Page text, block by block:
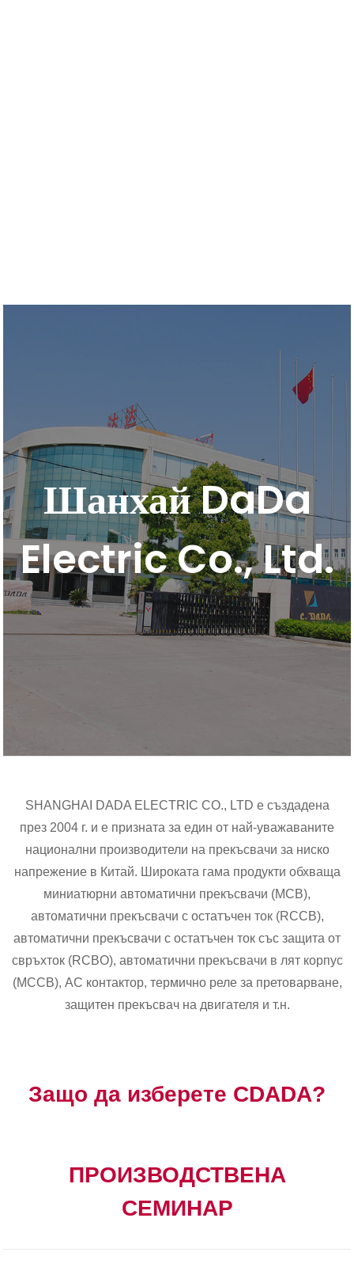
Шанхай DaDa
Electric Co., Ltd.
SHANGHAI DADA ELECTRIC CO., LTD е създадена
през 2004 г. и е призната за един от най-уважаваните
национални производители на прекъсвачи за ниско
напрежение в Китай. Широката гама продукти обхваща
миниатюрни автоматични прекъсвачи (MCB),
автоматични прекъсвачи с остатъчен ток (RCCB),
автоматични прекъсвачи с остатъчен ток със защита от
свръхток (RCBO), автоматични прекъсвачи в лят корпус
(MCCB), AC контактор, термично реле за претоварване,
защитен прекъсвач на двигателя и т.н.
Защо да изберете CDADA?
ПРОИЗВОДСТВЕНА
СЕМИНАР